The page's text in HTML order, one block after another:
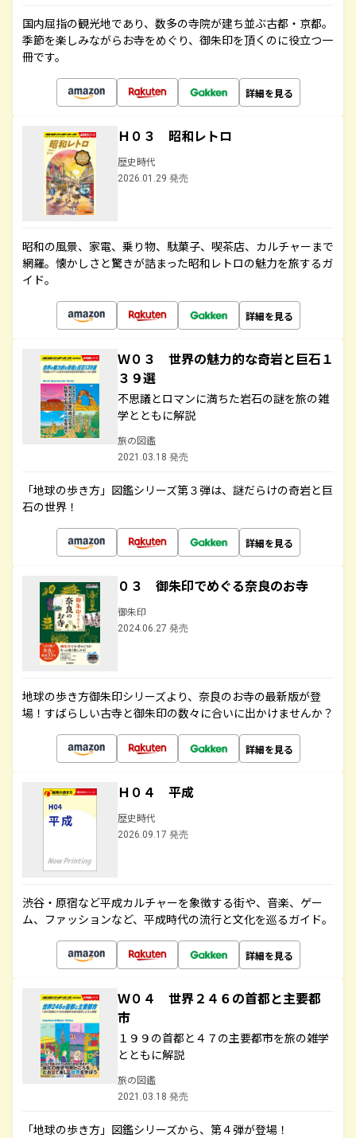
国内屈指の観光地であり、数多の寺院が建ち並ぶ古都・京都。
季節を楽しみながらお寺をめぐり、御朱印を頂くのに役立つ一
冊です。
詳細を見る
Ｈ０３ 昭和レトロ
歴史時代
2026.01.29 発売
昭和の風景、家電、乗り物、駄菓子、喫茶店、カルチャーまで
網羅。懐かしさと驚きが詰まった昭和レトロの魅力を旅するガ
イド。
詳細を見る
Ｗ０３ 世界の魅力的な奇岩と巨石１
３９選
不思議とロマンに満ちた岩石の謎を旅の雑
学とともに解説
旅の図鑑
2021.03.18 発売
「地球の歩き方」図鑑シリーズ第３弾は、謎だらけの奇岩と巨
石の世界！
詳細を見る
０３ 御朱印でめぐる奈良のお寺
御朱印
2024.06.27 発売
地球の歩き方御朱印シリーズより、奈良のお寺の最新版が登
場！すばらしい古寺と御朱印の数々に合いに出かけませんか？
詳細を見る
Ｈ０４ 平成
歴史時代
2026.09.17 発売
渋谷・原宿など平成カルチャーを象徴する街や、音楽、ゲー
ム、ファッションなど、平成時代の流行と文化を巡るガイド。
詳細を見る
Ｗ０４ 世界２４６の首都と主要都
市
１９９の首都と４７の主要都市を旅の雑学
とともに解説
旅の図鑑
2021.03.18 発売
「地球の歩き方」図鑑シリーズから、第４弾が登場！